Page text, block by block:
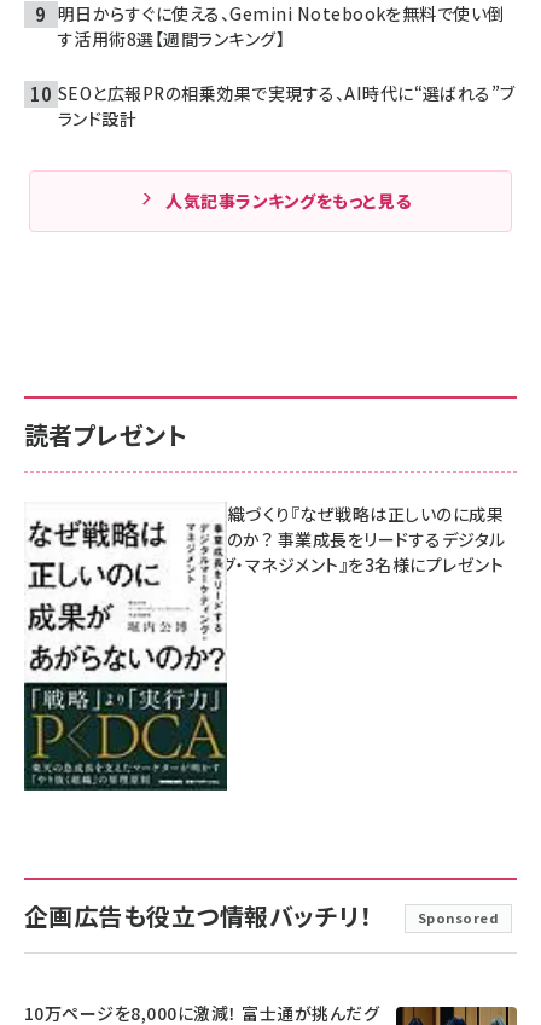
企画広告も役立つ情報バッチリ！ Sponsored
10万ページを8,000に激減！ 富士通が挑んだグ
明日からすぐに使える、Gemini Notebookを無料で使い倒
す活用術8選【週間ランキング】
SEOと広報PRの相乗効果で実現する、AI時代に“選ばれる”ブ
ランド設計
人気記事ランキングをもっと見る
読者プレゼント
成果を生む組織づくり『なぜ戦略は正しいのに成果
があがらないのか？ 事業成長をリードするデジタル
マーケティング・マネジメント』を3名様にプレゼント
8月7日 10:00